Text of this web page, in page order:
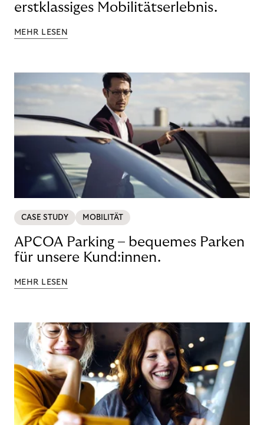
erstklassiges Mobilitätserlebnis.
MEHR LESEN
CASE STUDY MOBILITÄT
APCOA Parking – bequemes Parken
für unsere Kund:innen.
MEHR LESEN